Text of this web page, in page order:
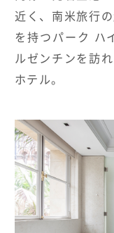
近く、南米旅行
を持つパーク ハ
ルゼンチンを訪
ホテル。